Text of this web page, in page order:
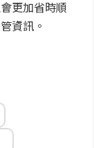
更加省時順
資訊。